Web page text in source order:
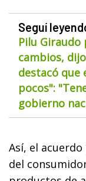
Seguí
Pilu Giraudo
cambios,
destacó que
pocos":
gobierno
Así, el
del